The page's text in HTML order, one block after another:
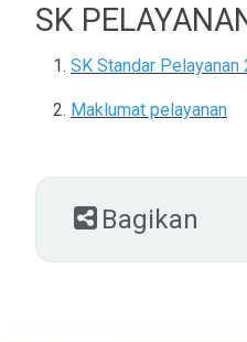
SK
SK Standar Pelayanan
Maklumat pelayanan
Bagikan